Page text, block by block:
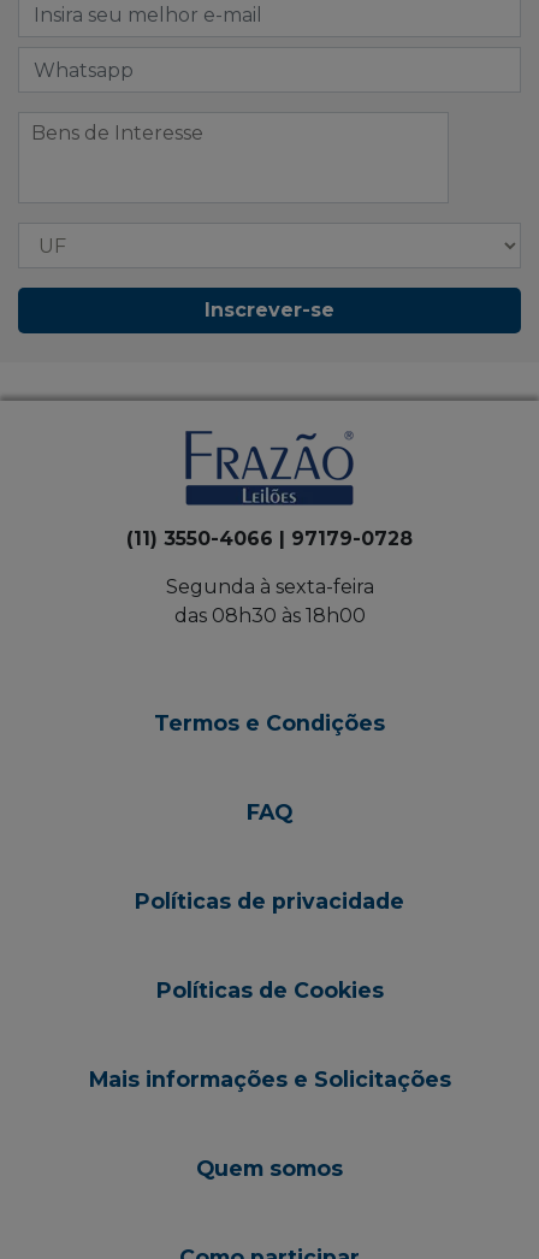
Inscrever-se
(11) 3550-4066 | 97179-0728
Segunda à sexta-feira
das 08h30 às 18h00
Termos e Condições
FAQ
Políticas de privacidade
Políticas de Cookies
Mais informações e Solicitações
Quem somos